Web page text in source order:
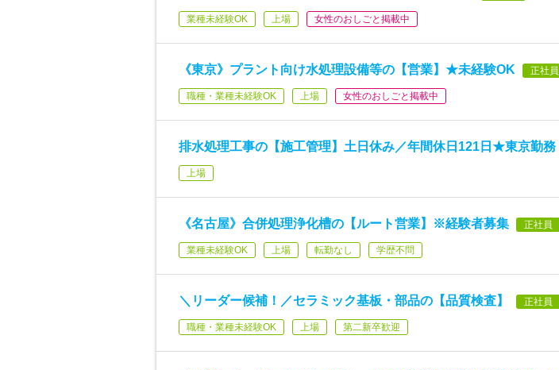
業種未経験OK 上場 女性のおしごと掲載中
《東京》プラント向け水処理設備等の【営業】★未経験OK 正社員
職種・業種未経験OK 上場 女性のおしごと掲載中
排水処理工事の【施工管理】土日休み／年間休日121日★東京勤務
上場
《名古屋》合併処理浄化槽の【ルート営業】※経験者募集 正社員
業種未経験OK 上場 転勤なし 学歴不問
＼リーダー候補！／セラミック基板・部品の【品質検査】 正社員
職種・業種未経験OK 上場 第二新卒歓迎